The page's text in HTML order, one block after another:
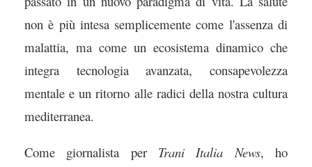
non è più intesa semplicemente come l'assenza di
malattia, ma come un ecosistema dinamico che
integra tecnologia avanzata, consapevolezza
mentale e un ritorno alle radici della nostra cultura
mediterranea.
Come giornalista per Trani Italia News, ho